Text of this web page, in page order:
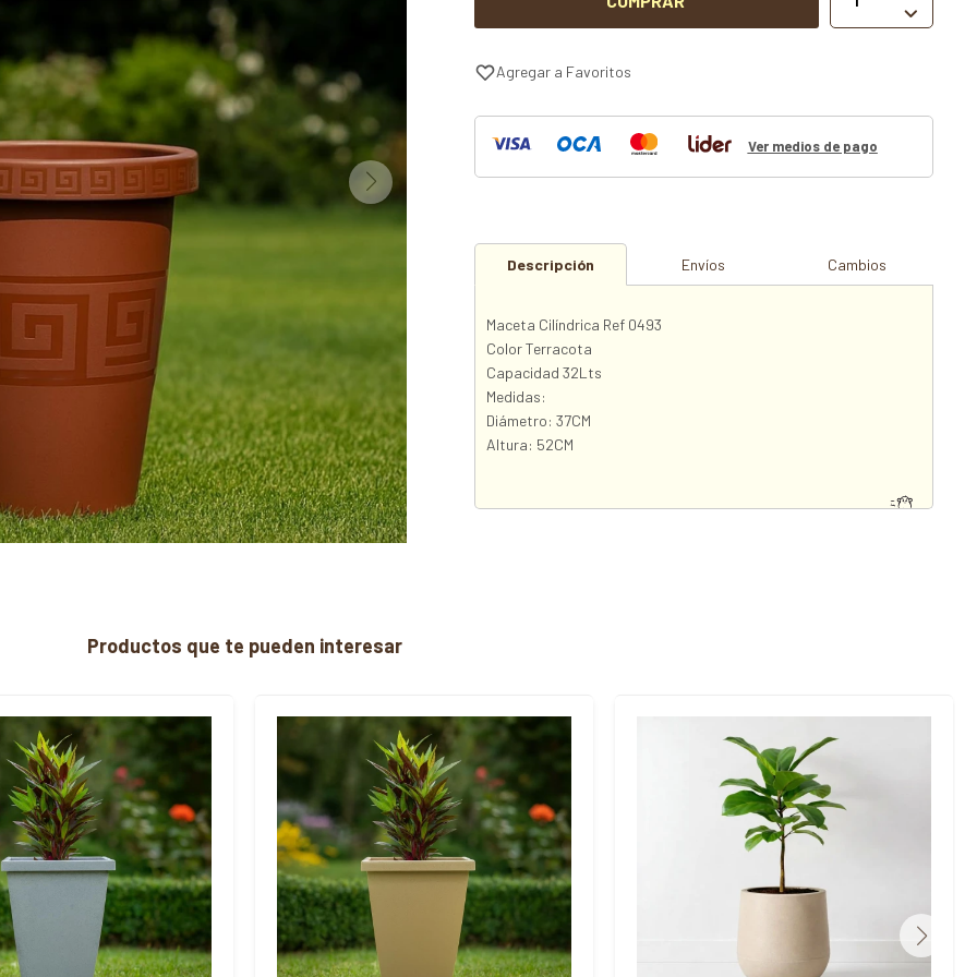

Ver medios de pago
Descripción Envíos Cambios
Maceta Cilíndrica Ref 0493
Color Terracota
Capacidad 32Lts
Medidas:
Diámetro: 37CM
Altura: 52CM
Productos que te pueden interesar